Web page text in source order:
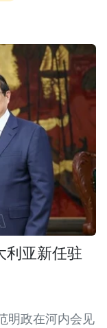
利亚新任驻
明政在河内会见